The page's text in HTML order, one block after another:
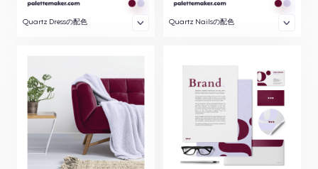
Quartz Dressの配色 Quartz Nailsの配色